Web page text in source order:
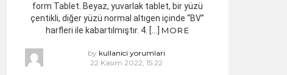
form Tablet. Beyaz, yuvarlak tablet, bir yüzü
çentikli, diğer yüzü normal altıgen içinde “BV”
harfleri ile kabartılmıştır. 4. […] MORE
by kullanici yorumlari
22 Kasım 2022, 15:22